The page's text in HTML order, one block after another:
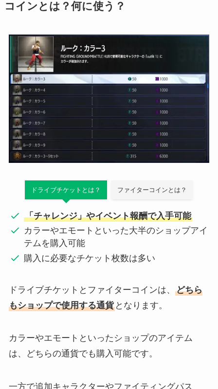
コインとは？何に使う？
ドライブチケットとは？ ファイターコインとは？
「チャレンジ」やイベント報酬で入手可能
カラーやエモートといった大半のショップアイ
テムを購入可能
購入に必要なチケット枚数は多い
ドライブチケットとファイターコインは、 どちら
もショップで使用する通貨となります。
カラーやエモートといったショップのアイテム
は、どちらの通貨でも購入可能です。
一方で追加キャラクターやファイティングパス